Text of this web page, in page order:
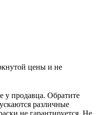
цены и не
у продавца. Обратите
различные
не гарантируется. Не